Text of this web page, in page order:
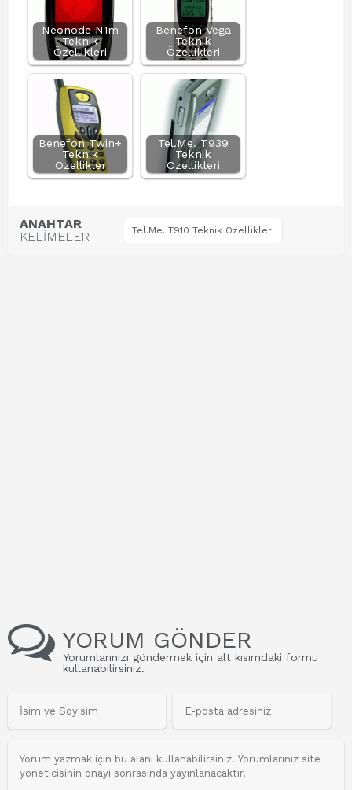
Neonode N1m
Teknik
Özellikleri
Benefon Vega
Teknik
Özellikleri
Benefon Twin+
Teknik
Özellikler
Tel.Me. T939
Teknik
Özellikleri
ANAHTAR
KELİMELER
Tel.Me. T910 Teknik Özellikleri
YORUM GÖNDER
Yorumlarınızı göndermek için alt kısımdaki formu
kullanabilirsiniz.